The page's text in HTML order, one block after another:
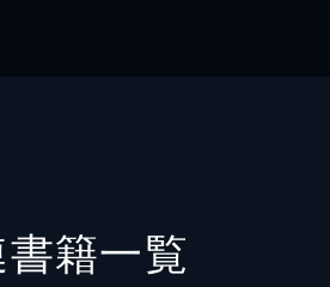
籍一覧